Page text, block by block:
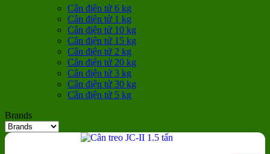
Cân điện tử 6 kg
Cân điện tử 1 kg
Cân điện tử 10 kg
Cân điện tử 15 kg
Cân điện tử 2 kg
Cân điện tử 20 kg
Cân điện tử 3 kg
Cân điện tử 30 kg
Cân điện tử 5 kg
Brands